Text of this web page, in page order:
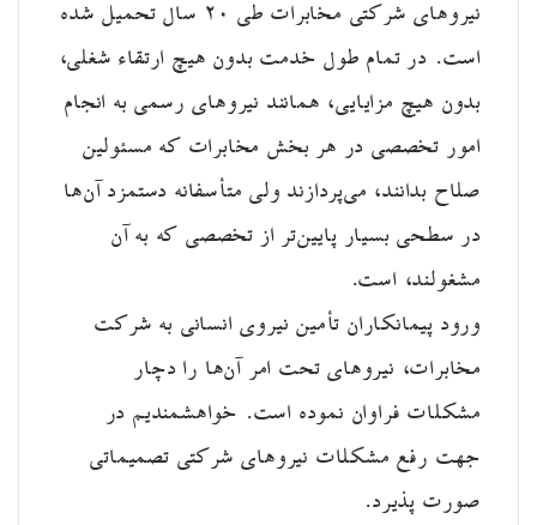
نیروهای شرکتی مخابرات طی ۲۰ سال تحمیل شده
است. در تمام طول خدمت بدون هیچ ارتقاء شغلی،
بدون هیچ مزایایی، همانند نیروهای رسمی به انجام
امور تخصصی در هر بخش مخابرات که مسئولین
صلاح بدانند، می‌پردازند ولی متأسفانه دستمزد آن‌ها
در سطحی بسیار پایین‌تر از تخصصی که به آن
مشغولند، است.
ورود پیمانکاران تأمین نیروی انسانی به شرکت
مخابرات، نیروهای تحت امر آن‌ها را دچار
مشکلات فراوان نموده است. خواهشمندیم در
جهت رفع مشکلات نیروهای شرکتی تصمیماتی
صورت پذیرد.